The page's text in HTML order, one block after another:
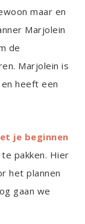
maar en
Marjolein
de
Marjolein is
heeft een
je beginnen
pakken. Hier
het plannen
gaan we